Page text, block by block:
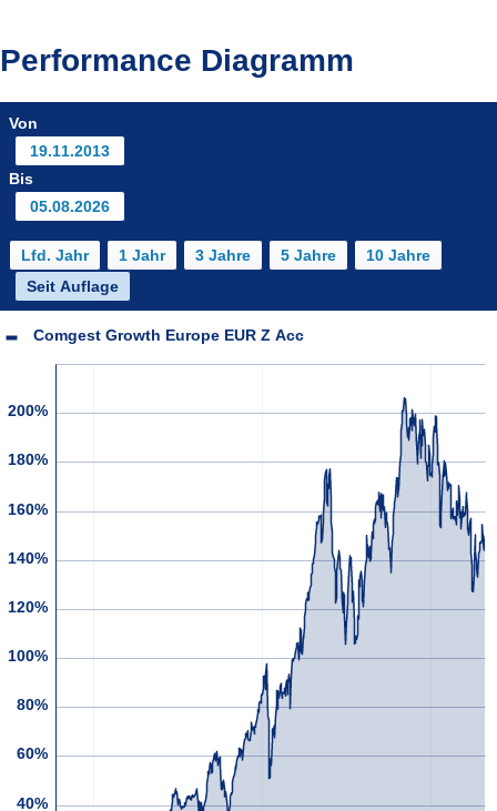
Performance Diagramm
Von
Bis
Comgest Growth Europe EUR Z Acc
40%
60%
80%
100%
120%
140%
160%
180%
200%